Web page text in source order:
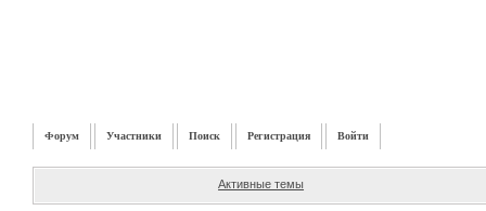
Форум Участники Поиск Регистрация Войти
Активные темы